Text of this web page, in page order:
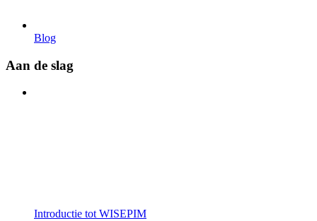
Blog
Aan de slag
Introductie tot WISEPIM